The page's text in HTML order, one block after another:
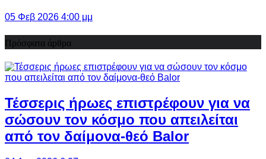
05 Φεβ 2026 4:00 μμ
Πρόσφατα άρθρα
Τέσσερις ήρωες επιστρέφουν για να
σώσουν τον κόσμο που απειλείται
από τον δαίμονα-θεό Balor